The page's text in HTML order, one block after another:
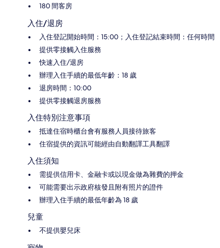
180 間客房
入住/退房
入住登記開始時間：15:00；入住登記結束時間：任何時間
提供零接觸入住服務
快速入住/退房
辦理入住手續的最低年齡：18 歲
退房時間：10:00
提供零接觸退房服務
入住特別注意事項
抵達住宿時櫃台會有服務人員接待旅客
住宿提供的資訊可能經由自動翻譯工具翻譯
入住須知
需提供信用卡、金融卡或以現金做為雜費的押金
可能需要出示政府核發且附有照片的證件
辦理入住手續的最低年齡為 18 歲
兒童
不提供嬰兒床